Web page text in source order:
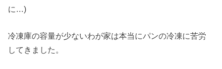
に…)
冷凍庫の容量が少ないわが家は本当にパンの冷凍に苦労
してきました。